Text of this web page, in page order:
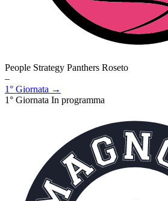
People Strategy Panthers Roseto
–
1° Giornata →
1° Giornata In programma